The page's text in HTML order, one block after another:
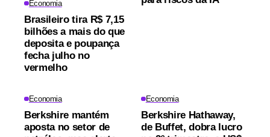
Economia
Brasileiro tira R$ 7,15
bilhões a mais do que
deposita e poupança
fecha julho no
vermelho
Economia
Berkshire mantém
aposta no setor de
Economia
Berkshire Hathaway,
de Buffet, dobra lucro